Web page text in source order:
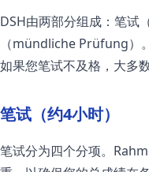
DSH由两部分组成：笔
（mündliche Prüfung）
如果您笔试不及格，大多
笔试（约4小时）
笔试分为四个分项。